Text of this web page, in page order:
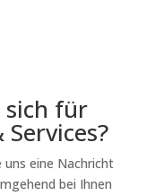
sich für
uns eine Nachricht
bei Ihnen